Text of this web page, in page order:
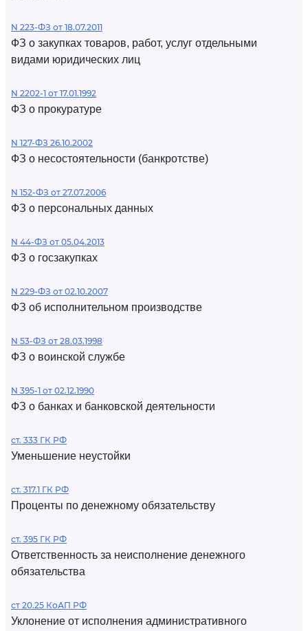
N 223-ФЗ от 18.07.2011
ФЗ о закупках товаров, работ, услуг отдельными
видами юридических лиц
N 2202-1 от 17.01.1992
ФЗ о прокуратуре
N 127-ФЗ 26.10.2002
ФЗ о несостоятельности (банкротстве)
N 152-ФЗ от 27.07.2006
ФЗ о персональных данных
N 44-ФЗ от 05.04.2013
ФЗ о госзакупках
N 229-ФЗ от 02.10.2007
ФЗ об исполнительном производстве
N 53-ФЗ от 28.03.1998
ФЗ о воинской службе
N 395-1 от 02.12.1990
ФЗ о банках и банковской деятельности
ст. 333 ГК РФ
Уменьшение неустойки
ст. 317.1 ГК РФ
Проценты по денежному обязательству
ст. 395 ГК РФ
Ответственность за неисполнение денежного
обязательства
ст 20.25 КоАП РФ
Уклонение от исполнения административного